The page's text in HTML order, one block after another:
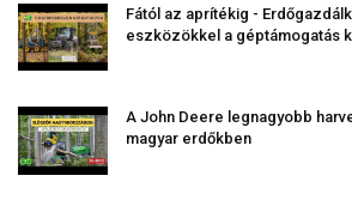
Fától az aprítékig -
eszközökkel a géptámogatás
A John Deere legnagyobb
magyar erdőkben